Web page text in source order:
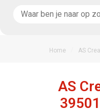
Home AS
AS